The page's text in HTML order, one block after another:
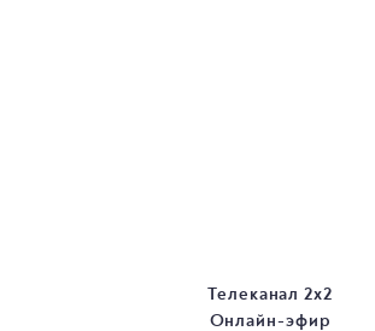
Телеканал 2х2
Онлайн-эфир